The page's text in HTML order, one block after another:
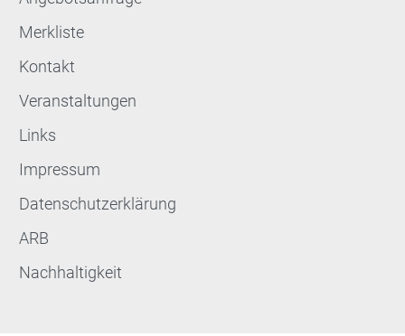
Merkliste
Kontakt
Veranstaltungen
Links
Impressum
Datenschutzerklärung
ARB
Nachhaltigkeit